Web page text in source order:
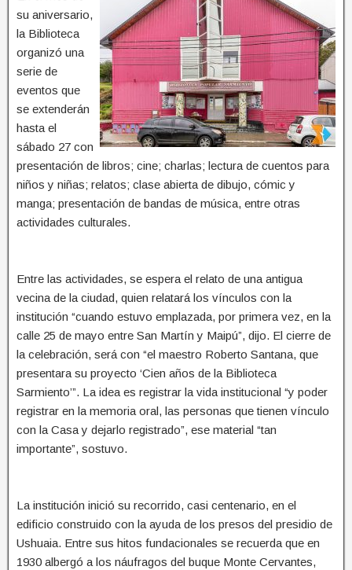
su aniversario,
la Biblioteca
organizó una
serie de
eventos que
se extenderán
hasta el
sábado 27 con
presentación de libros; cine; charlas; lectura de cuentos para
niños y niñas; relatos; clase abierta de dibujo, cómic y
manga; presentación de bandas de música, entre otras
actividades culturales.
Entre las actividades, se espera el relato de una antigua
vecina de la ciudad, quien relatará los vínculos con la
institución “cuando estuvo emplazada, por primera vez, en la
calle 25 de mayo entre San Martín y Maipú”, dijo. El cierre de
la celebración, será con “el maestro Roberto Santana, que
presentara su proyecto ‘Cien años de la Biblioteca
Sarmiento’”. La idea es registrar la vida institucional “y poder
registrar en la memoria oral, las personas que tienen vínculo
con la Casa y dejarlo registrado”, ese material “tan
importante”, sostuvo.
La institución inició su recorrido, casi centenario, en el
edificio construido con la ayuda de los presos del presidio de
Ushuaia. Entre sus hitos fundacionales se recuerda que en
1930 albergó a los náufragos del buque Monte Cervantes,